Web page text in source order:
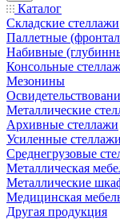
Каталог
Складские стеллажи
Паллетные
Набивные
Консольные
Мезонины
Металлические
Архивные стеллажи
Усиленные стеллажи
Среднегрузовые
Металлическая
Металлические
Медицинская
Другая продукция